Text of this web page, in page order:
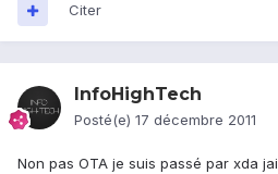
Citer
InfoHighTech
Posté(e) 17 décembre 2011
Non pas OTA je suis passé par xda